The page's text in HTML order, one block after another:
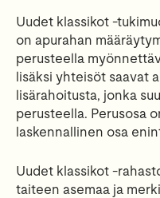
Uudet klassikot -
on apurahan
perusteella
lisäksi yhteisöt saavat
lisärahoitusta, jonka
perusteella. Perusosa
laskennallinen osa
Uudet klassikot -
taiteen asemaa ja